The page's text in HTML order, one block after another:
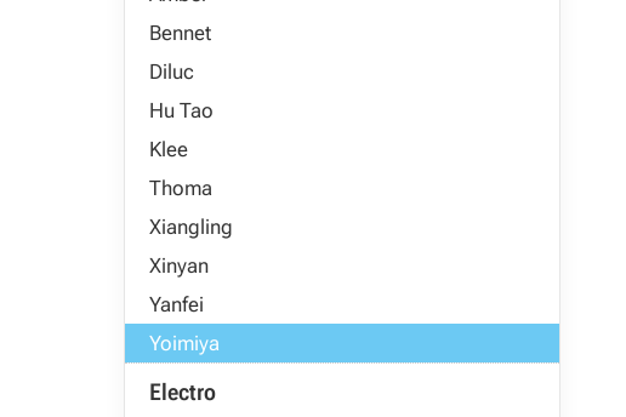
Bennet
Diluc
Hu Tao
Klee
Thoma
Xiangling
Xinyan
Yanfei
Yoimiya
Electro